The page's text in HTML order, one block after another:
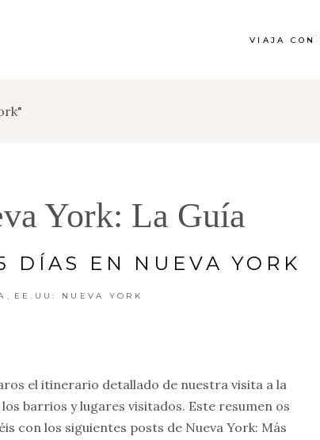
VIAJA CON
York: La Guía
DÍAS EN NUEVA YORK
EE.UU: NUEVA YORK
el itinerario detallado de nuestra visita a la
barrios y lugares visitados. Este resumen os
con los siguientes posts de Nueva York: Más